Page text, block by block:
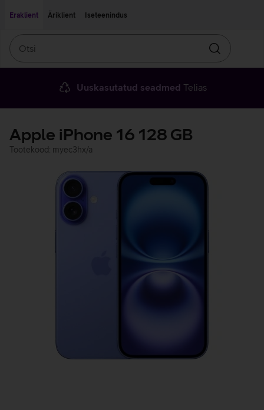
Eraklient
Äriklient Iseteenindus
Otsin
Uuskasutatud seadmed Telias
Apple iPhone 16 128 GB
Tootekood: myec3hx/a